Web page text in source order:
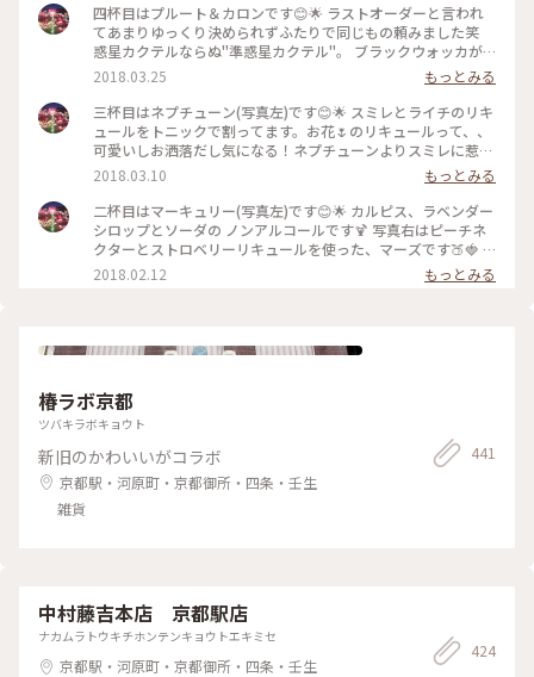
四杯目はプルート＆カロンです😊🌟 ラストオーダーと言われ
てあまりゆっくり決められずふたりで同じもの頼みました笑
惑星カクテルならぬ"準惑星カクテル"。 ブラックウォッカが
ベースということしかわからないままウォッカ好きだからと頼
みました✨ 中に入っている2色の星で準惑星の冥王星プルート
とその惑星カロンを表しているそうです。 ラストにしてTHE
星のカクテル🍷🌟 ラストにして一番お酒〜〜って感じの味
で、ほどよいほろ酔い気分でお部屋に戻りました☺️幸 #京都 #
ホテル #センチュリーホテル #期間限定 #星空テラス #惑星カ
クテル
2018.03.25
もっとみる
三杯目はネプチューン(写真左)です😊🌟 スミレとライチのリキ
ュールをトニックで割ってます。お花🌷のリキュールって、、
可愛いしお洒落だし気になる！ネプチューンよりスミレに惹か
れて決めました💗星空テラスなのに笑 ほんのり香りもしてす
っきりとした飲み心地で、ずっと飲んでいられそうな。。☺️⚠️
隣は、メロンリキュールをキウイシロップとソーダで割ったジ
ュピターです💫 メロンのリキュールって少しお洒落な居酒屋
やダイニングバーかBarじゃないと出逢えないので貴重でした
👀🍈💕 #京都 #ホテル #センチュリーホテル #期間限定 #星空テ
ラス #惑星カクテル
2018.03.10
もっとみる
二杯目はマーキュリー(写真左)です😊🌟 カルピス、ラベンダー
シロップとソーダの ノンアルコールです🍹 写真右はピーチネ
クターとストロベリーリキュールを使った、マーズです🍑🍓 #
京都 #ホテル #センチュリーホテル #期間限定 #星空テラス #惑
星カクテル
2018.02.12 もっとみる
椿ラボ京都
ツバキラボキョウト
新旧のかわいいがコラボ
京都駅・河原町・京都御所・四条・壬生
雑貨
441
中村藤吉本店 京都駅店
ナカムラトウキチホンテンキョウトエキミセ
京都駅・河原町・京都御所・四条・壬生
424